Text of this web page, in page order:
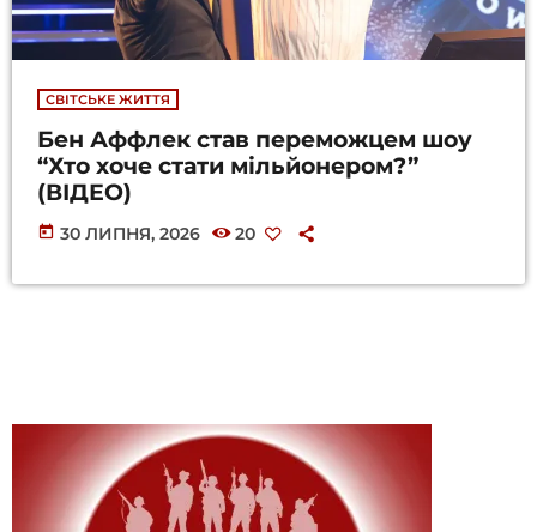
СВІТСЬКЕ ЖИТТЯ
Бен Аффлек став переможцем шоу
“Хто хоче стати мільйонером?”
(ВІДЕО)
today 30 ЛИПНЯ, 2026 20